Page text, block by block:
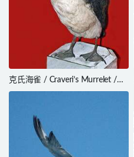
克氏海雀 / Craveri’s Murrelet /
Synthliboramphus craveri